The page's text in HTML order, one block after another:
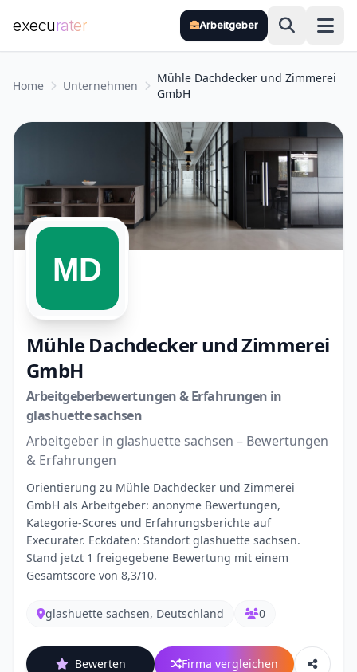
execurater Arbeitgeber
Home Unternehmen
Mühle Dachdecker und Zimmerei
GmbH
Mühle Dachdecker und Zimmerei
GmbH
Arbeitgeberbewertungen & Erfahrungen in
glashuette sachsen
Arbeitgeber in glashuette sachsen – Bewertungen
& Erfahrungen
Orientierung zu Mühle Dachdecker und Zimmerei
GmbH als Arbeitgeber: anonyme Bewertungen,
Kategorie-Scores und Erfahrungsberichte auf
Execurater. Eckdaten: Standort glashuette sachsen.
Stand jetzt 1 freigegebene Bewertung mit einem
Gesamtscore von 8,3/10.
glashuette sachsen, Deutschland 0
Bewerten Firma vergleichen